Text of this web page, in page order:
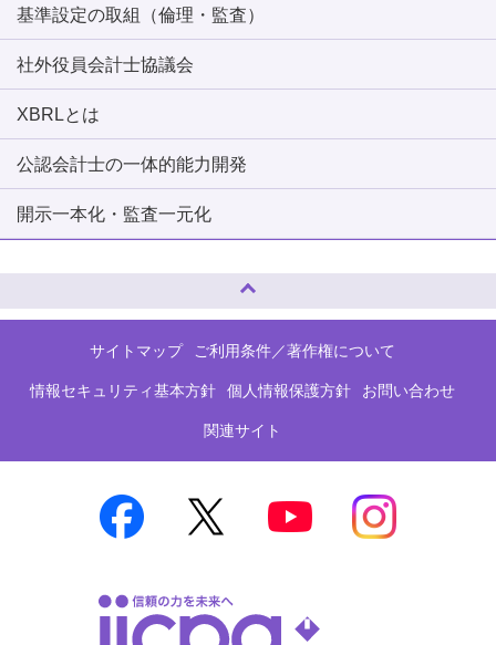
基準設定の取組（倫理・監査）
社外役員会計士協議会
XBRLとは
公認会計士の一体的能力開発
開示一本化・監査一元化
サイトマップ ご利用条件／著作権について
情報セキュリティ基本方針 個人情報保護方針 お問い合わせ
関連サイト